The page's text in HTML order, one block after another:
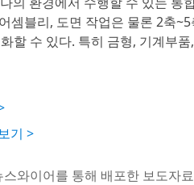
셈블리, 도면 작업은 물론 2축
할 수 있다. 특히 금형, 기계부
기 >
스와이어를 통해 배포한 보도자